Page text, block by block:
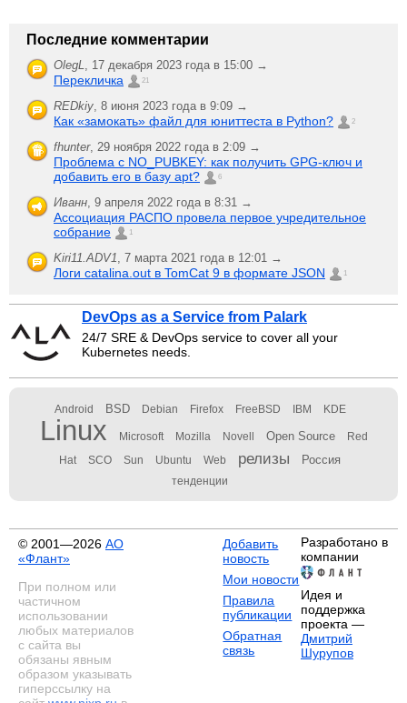
Последние комментарии
OlegL, 17 декабря 2023 года в 15:00 →
Перекличка 21
REDkiy, 8 июня 2023 года в 9:09 →
Как «замокать» файл для юниттеста в Python? 2
fhunter, 29 ноября 2022 года в 2:09 →
Проблема с NO_PUBKEY: как получить GPG-ключ и
добавить его в базу apt?
6
Иванн, 9 апреля 2022 года в 8:31 →
Ассоциация РАСПО провела первое учредительное
собрание
1
Kiri11.ADV1, 7 марта 2021 года в 12:01 →
Логи catalina.out в TomCat 9 в формате JSON 1
DevOps as a Service from Palark
24/7 SRE & DevOps service to cover all your
Kubernetes needs.
Android BSD Debian Firefox FreeBSD IBM KDE
Linux Microsoft Mozilla Novell Open Source Red
Hat SCO Sun Ubuntu Web релизы Россия
тенденции
© 2001—2026 АО
«Флант»
При полном или
частичном
использовании
любых материалов
с сайта вы
обязаны явным
образом указывать
гиперссылку на
Добавить
новость
Мои новости
Правила
публикации
Обратная
связь
Разработано в
компании
Идея и
поддержка
проекта —
Дмитрий
Шурупов